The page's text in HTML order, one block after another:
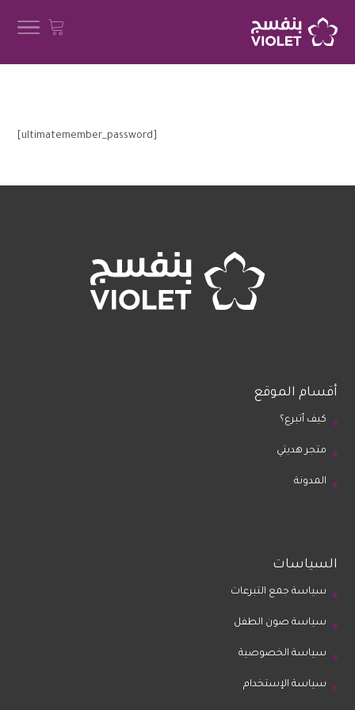
[ultimatemember_password]
أقسام الموقع
كيف أتبرع؟
متجر هديتي
المدونة
السياسات
سياسة جمع التبرعات
سياسة صون الطفل
سياسة الخصوصية
سياسة الإستخدام